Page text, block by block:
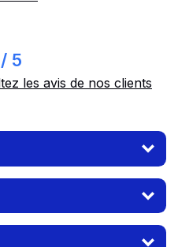
5
les avis de nos clients